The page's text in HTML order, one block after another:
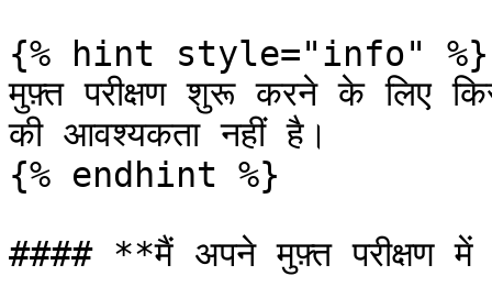
{% hint style="info" %}
मुफ़्त परीक्षण शुरू करने के लिए
की आवश्यकता नहीं है।
{% endhint %}
#### **मैं अपने मुफ़्त परीक्षण